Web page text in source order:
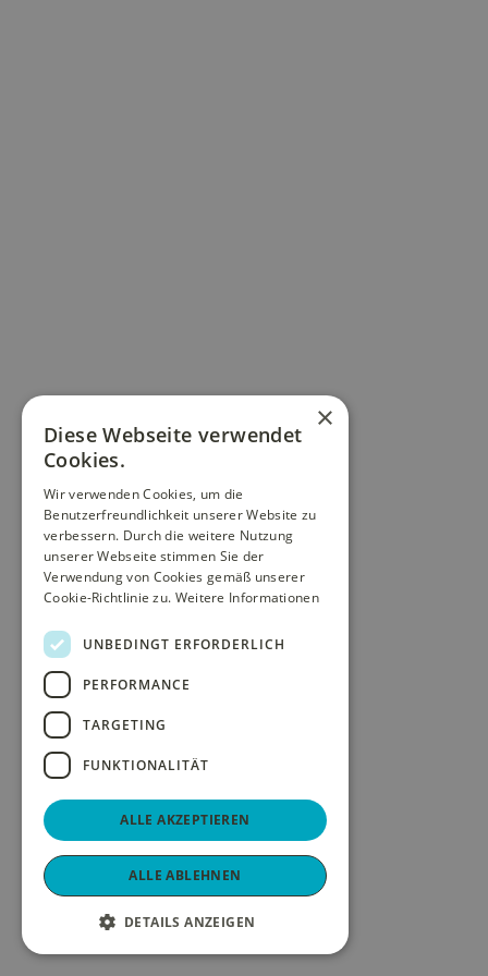
×
Diese Webseite verwendet
Cookies.
Wir verwenden Cookies, um die
Benutzerfreundlichkeit unserer Website zu
verbessern. Durch die weitere Nutzung
unserer Webseite stimmen Sie der
Verwendung von Cookies gemäß unserer
Cookie-Richtlinie zu. Weitere Informationen
UNBEDINGT ERFORDERLICH
PERFORMANCE
TARGETING
FUNKTIONALITÄT
ALLE AKZEPTIEREN
ALLE ABLEHNEN
DETAILS ANZEIGEN